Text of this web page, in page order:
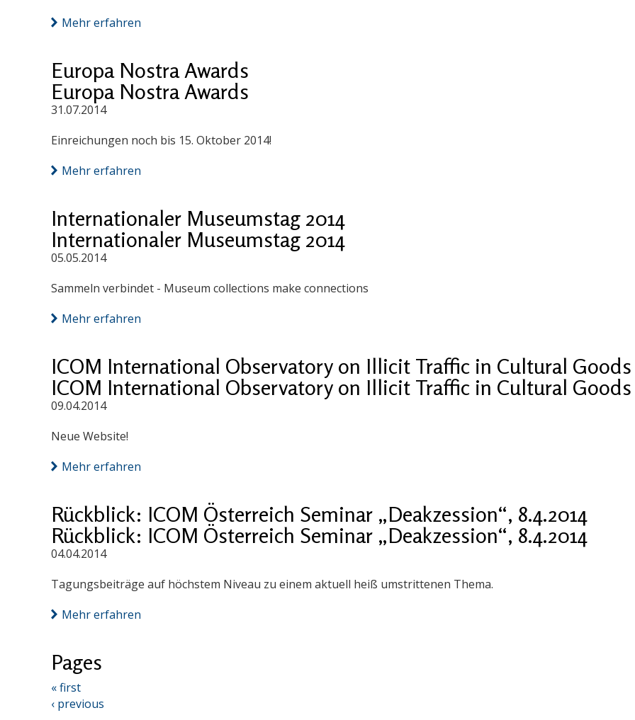
Mehr erfahren
Europa Nostra Awards
Europa Nostra Awards
31.07.2014
Einreichungen noch bis 15. Oktober 2014!
Mehr erfahren
Internationaler Museumstag 2014
Internationaler Museumstag 2014
05.05.2014
Sammeln verbindet - Museum collections make connections
Mehr erfahren
ICOM International Observatory on Illicit Traffic in Cultural Goods
ICOM International Observatory on Illicit Traffic in Cultural Goods
09.04.2014
Neue Website!
Mehr erfahren
Rückblick: ICOM Österreich Seminar „Deakzession“, 8.4.2014
Rückblick: ICOM Österreich Seminar „Deakzession“, 8.4.2014
04.04.2014
Tagungsbeiträge auf höchstem Niveau zu einem aktuell heiß umstrittenen Thema.
Mehr erfahren
Pages
« first
‹ previous